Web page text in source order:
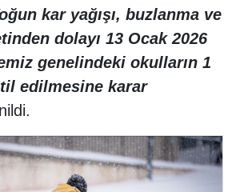
kar yağışı, buzlanma ve
dolayı 13 Ocak 2026
genelindeki okulların 1
edilmesine karar